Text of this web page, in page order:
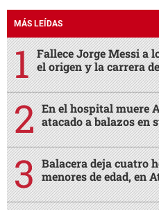
MÁS LEÍDAS
Fallece Jorge Messi a
el origen y la carrera
En el hospital muere
atacado a balazos en
Balacera deja cuatro
menores de edad, en